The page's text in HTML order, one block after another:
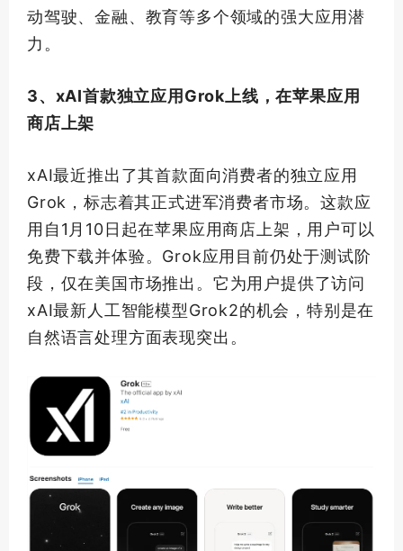
动驾驶、金融、教育等多个领域的强大应用潜
力。
3、xAI首款独立应用Grok上线，在苹果应用
商店上架
xAI最近推出了其首款面向消费者的独立应用
Grok，标志着其正式进军消费者市场。这款应
用自1月10日起在苹果应用商店上架，用户可以
免费下载并体验。Grok应用目前仍处于测试阶
段，仅在美国市场推出。它为用户提供了访问
xAI最新 人工智能模型Grok2的机会，特别是在
自然语言处理方面表现突出。